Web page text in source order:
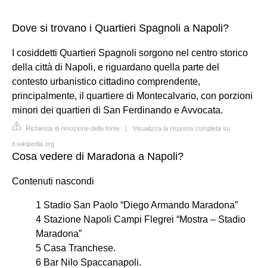
Dove si trovano i Quartieri Spagnoli a Napoli?
I cosiddetti Quartieri Spagnoli sorgono nel centro storico
della città di Napoli, e riguardano quella parte del
contesto urbanistico cittadino comprendente,
principalmente, il quartiere di Montecalvario, con porzioni
minori dei quartieri di San Ferdinando e Avvocata.
Richiesta di rimozione della fonte | Visualizza la risposta completa su
it.wikipedia.org
Cosa vedere di Maradona a Napoli?
Contenuti nascondi
1 Stadio San Paolo “Diego Armando Maradona”
4 Stazione Napoli Campi Flegrei “Mostra – Stadio
Maradona”
5 Casa Tranchese.
6 Bar Nilo Spaccanapoli.